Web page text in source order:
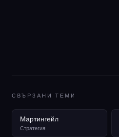
СВЪРЗАНИ ТЕМИ
Мартингейл
Стратегия